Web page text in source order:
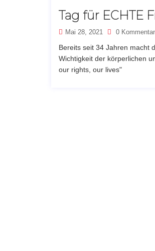
Tag für ECHTE
Mai 28, 2021 0
Bereits seit 34 Jahren macht
Wichtigkeit der körperlichen
our rights, our lives"